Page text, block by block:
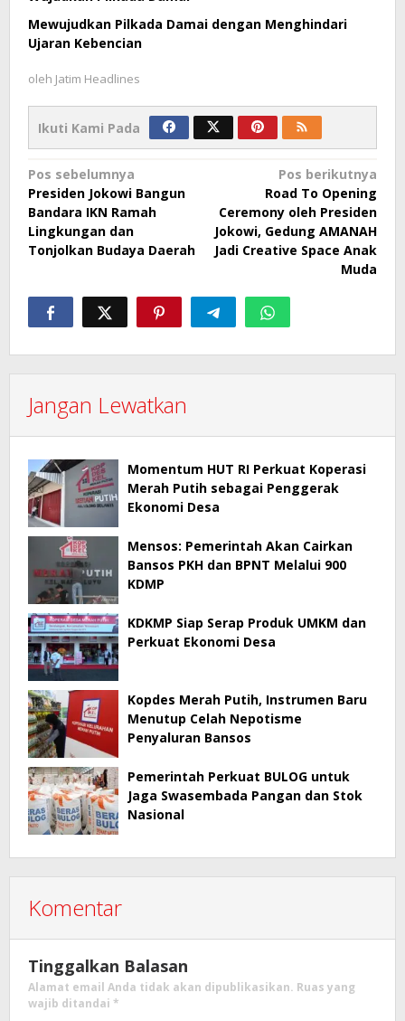
Mewujudkan Pilkada Damai dengan Menghindari
Ujaran Kebencian
oleh Jatim Headlines
Ikuti Kami Pada
Navigasi
pos
Pos sebelumnya
Presiden Jokowi Bangun
Bandara IKN Ramah
Lingkungan dan
Tonjolkan Budaya Daerah
Pos berikutnya
Road To Opening
Ceremony oleh Presiden
Jokowi, Gedung AMANAH
Jadi Creative Space Anak
Muda
Jangan Lewatkan
Momentum HUT RI Perkuat Koperasi
Merah Putih sebagai Penggerak
Ekonomi Desa
Mensos: Pemerintah Akan Cairkan
Bansos PKH dan BPNT Melalui 900
KDMP
KDKMP Siap Serap Produk UMKM dan
Perkuat Ekonomi Desa
Kopdes Merah Putih, Instrumen Baru
Menutup Celah Nepotisme
Penyaluran Bansos
Pemerintah Perkuat BULOG untuk
Jaga Swasembada Pangan dan Stok
Nasional
Komentar
Tinggalkan Balasan
Alamat email Anda tidak akan dipublikasikan. Ruas yang
wajib ditandai *